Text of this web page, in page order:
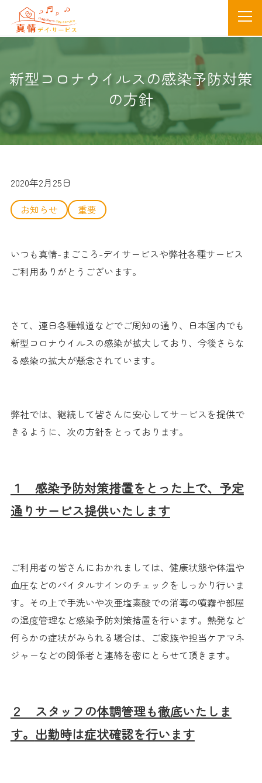
新型コロナウイルスの感染予防対策
の方針
2020年2月25日
お知らせ
重要
いつも真情-まごころ-デイサービスや弊社各種サービス
ご利用ありがとうございます。
さて、連日各種報道などでご周知の通り、 日本国内でも
新型コロナウイルスの感染が拡大しており、 今後さらな
る感染の拡大が懸念されています。
弊社では、 継続して皆さんに安心してサービスを提供で
きるように、次の方針をとっております。
１ 感染予防対策措置をとった上で、 予定
通りサービス提供いたします
ご利用者の皆さんにおかれましては、健康状態や体温や
血圧などのバイタルサインのチェックをしっかり行いま
す。 その上で手洗いや次亜塩素酸での消毒の噴霧や部屋
の湿度管理など感染予防対策措置を行います。 熱発など
何らかの症状がみられる場合は、 ご家族や担当ケアマネ
ジャーなどの関係者と連絡を密にとらせて頂きます。
２ スタッフの体調管理も徹底いたしま
す。 出勤時は症状確認を行います